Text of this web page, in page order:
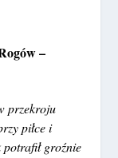
–
przekroju
piłce i
groźnie